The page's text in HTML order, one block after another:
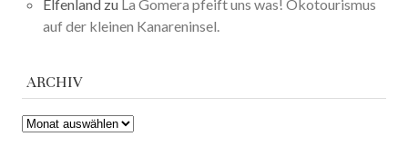
Elfenland zu La Gomera pfeift uns was! Ökotourismus
auf der kleinen Kanareninsel.
ARCHIV
ARCHIV